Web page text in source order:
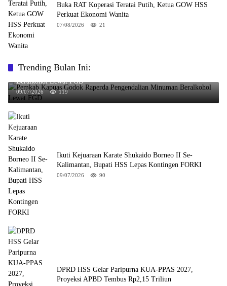
Buka RAT Koperasi Teratai Putih, Ketua GOW HSS
Perkuat Ekonomi Wanita
07/08/2026 21
Trending Bulan Ini:
Pemkab Kapuas Godok Raperda Pengendalian Minuman
Beralkohol Lewat FGD
09/07/2026 119
Ikuti Kejuaraan Karate Shukaido Borneo II Se-
Kalimantan, Bupati HSS Lepas Kontingen FORKI
09/07/2026 90
DPRD HSS Gelar Paripurna KUA-PPAS 2027,
Proyeksi APBD Tembus Rp2,15 Triliun